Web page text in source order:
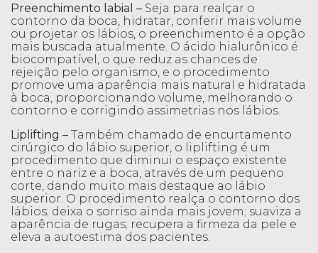
Preenchimento labial – Seja para realçar o
contorno da boca, hidratar, conferir mais volume
ou projetar os lábios, o preenchimento é a opção
mais buscada atualmente. O ácido hialurônico é
biocompatível, o que reduz as chances de
rejeição pelo organismo, e o procedimento
promove uma aparência mais natural e hidratada
à boca, proporcionando volume, melhorando o
contorno e corrigindo assimetrias nos lábios.
Liplifting – Também chamado de encurtamento
cirúrgico do lábio superior, o liplifting é um
procedimento que diminui o espaço existente
entre o nariz e a boca, através de um pequeno
corte, dando muito mais destaque ao lábio
superior. O procedimento realça o contorno dos
lábios; deixa o sorriso ainda mais jovem; suaviza a
aparência de rugas; recupera a firmeza da pele e
eleva a autoestima dos pacientes.